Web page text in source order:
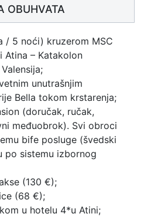
OBUHVATA
/ 5 noći) kruzerom MSC
Atina – Katakolon
unutrašnjim
Bella tokom krstarenja;
(doručak, ručak,
međuobrok). Svi obroci
bife posluge (švedski
po sistemu izbornog
(130 €);
(68 €);
u hotelu 4*u Atini;